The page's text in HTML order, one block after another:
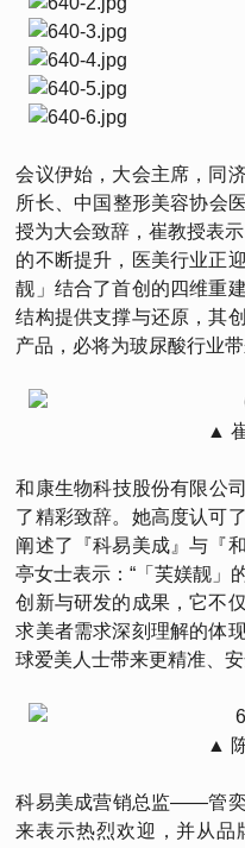
会议伊始，大会主席，同
所长、中国整形美容协会
授为大会致辞，崔教授表
的不断提升，医美行业正
靓」结合了首创的四维重
结构提供支撑与还原，其
产品，必将为玻尿酸行业
▲
和康生物科技股份有限公
了精彩致辞。她高度认可
阐述了『科易美成』与『
亭女士表示：“「芙媄靓」
创新与研发的成果，它不
求美者需求深刻理解的体
球爱美人士带来更精准、
▲
科易美成营销总监——管奕
来表示热烈欢迎，并从品